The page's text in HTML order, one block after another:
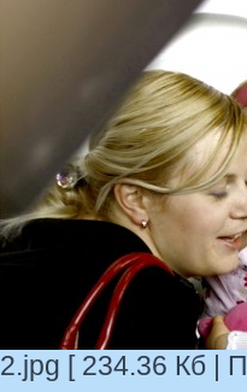
2.jpg [ 234.36 Кб |